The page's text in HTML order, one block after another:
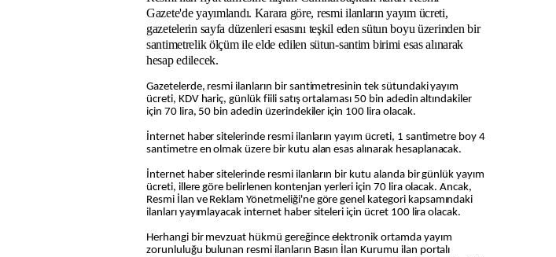
Gazete'de yayımlandı. Karara göre, resmi ilanların yayım ücreti,
gazetelerin sayfa düzenleri esasını teşkil eden sütun boyu üzerinden bir
santimetrelik ölçüm ile elde edilen sütun-santim birimi esas alınarak
hesap edilecek.
Gazetelerde, resmi ilanların bir santimetresinin tek sütundaki yayım
ücreti, KDV hariç, günlük fiili satış ortalaması 50 bin adedin altındakiler
için 70 lira, 50 bin adedin üzerindekiler için 100 lira olacak.
İnternet haber sitelerinde resmi ilanların yayım ücreti, 1 santimetre boy 4
santimetre en olmak üzere bir kutu alan esas alınarak hesaplanacak.
İnternet haber sitelerinde resmi ilanların bir kutu alanda bir günlük yayım
ücreti, illere göre belirlenen kontenjan yerleri için 70 lira olacak. Ancak,
Resmi İlan ve Reklam Yönetmeliği'ne göre genel kategori kapsamındaki
ilanları yayımlayacak internet haber siteleri için ücret 100 lira olacak.
Herhangi bir mevzuat hükmü gereğince elektronik ortamda yayım
zorunluluğu bulunan resmi ilanların Basın İlan Kurumu ilan portalı